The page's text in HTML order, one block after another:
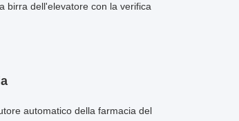
birra dell'elevatore con la verifica
automatico della farmacia del